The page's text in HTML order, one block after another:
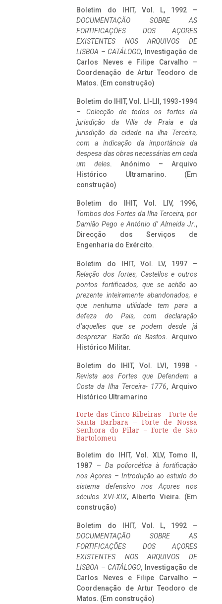
Boletim do IHIT, Vol. L, 1992 –
DOCUMENTAÇÃO SOBRE AS
FORTIFICAÇÕES DOS AÇORES
EXISTENTES NOS ARQUIVOS DE
LISBOA – CATÁLOGO, Investigação de
Carlos Neves e Filipe Carvalho –
Coordenação de Artur Teodoro de
Matos. (Em construção)
Boletim do IHIT, Vol. LI-LII, 1993-1994
– Colecção de todos os fortes da
jurisdição da Villa da Praia e da
jurisdição da cidade na ilha Terceira,
com a indicação da importância da
despesa das obras necessárias em cada
um deles. Anónimo – Arquivo
Histórico Ultramarino. (Em
construção)
Boletim do IHIT, Vol. LIV, 1996,
Tombos dos Fortes da Ilha Terceira, por
Damião Pego e António d’ Almeida Jr.,
Direcção dos Serviços de
Engenharia do Exército.
Boletim do IHIT, Vol. LV, 1997 –
Relação dos fortes, Castellos e outros
pontos fortificados, que se achão ao
prezente inteiramente abandonados, e
que nenhuma utilidade tem para a
defeza do Pais, com declaração
d’aquelles que se podem desde já
desprezar. Barão de Bastos. Arquivo
Histórico Militar.
Boletim do IHIT, Vol. LVI, 1998 -
Revista aos Fortes que Defendem a
Costa da Ilha Terceira- 1776, Arquivo
Histórico Ultramarino
Forte das Cinco Ribeiras – Forte de
Santa Barbara – Forte de Nossa
Senhora do Pilar – Forte de São
Bartolomeu
Boletim do IHIT, Vol. XLV, Tomo II,
1987 – Da poliorcética à fortificação
nos Açores – Introdução ao estudo do
sistema defensivo nos Açores nos
séculos XVI-XIX, Alberto Vieira. (Em
construção)
Boletim do IHIT, Vol. L, 1992 –
DOCUMENTAÇÃO SOBRE AS
FORTIFICAÇÕES DOS AÇORES
EXISTENTES NOS ARQUIVOS DE
LISBOA – CATÁLOGO, Investigação de
Carlos Neves e Filipe Carvalho –
Coordenação de Artur Teodoro de
Matos. (Em construção)